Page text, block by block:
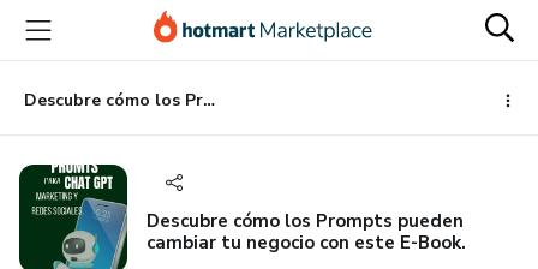
principal
página
de
página
Descubre cómo los Prompts pueden cambiar tu negocio con este E-Book.
Descubre cómo los Prompts pueden
cambiar tu negocio con este E-Book.